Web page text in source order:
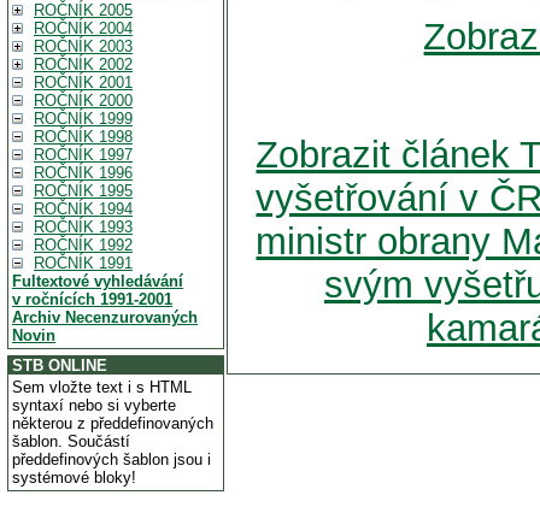
ROČNÍK 2005
ROČNÍK 2004
ROČNÍK 2003
ROČNÍK 2002
ROČNÍK 2001
ROČNÍK 2000
ROČNÍK 1999
ROČNÍK 1998
ROČNÍK 1997
ROČNÍK 1996
ROČNÍK 1995
ROČNÍK 1994
ROČNÍK 1993
ROČNÍK 1992
ROČNÍK 1991
Fultextové vyhledávání
v ročnících 1991-2001
Archiv Necenzurovaných
Novin
STB ONLINE
Sem vložte text i s HTML
syntaxí nebo si vyberte
některou z předdefinovaných
šablon. Součástí
předdefinových šablon jsou i
systémové bloky!
Zobrazit článek
vyšetřování v
ministr obrany
svým